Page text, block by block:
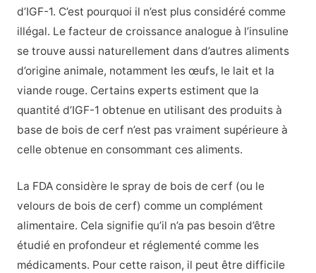
d’IGF-1. C’est pourquoi il n’est plus considéré comme
illégal. Le facteur de croissance analogue à l’insuline
se trouve aussi naturellement dans d’autres aliments
d’origine animale, notamment les œufs, le lait et la
viande rouge. Certains experts estiment que la
quantité d’IGF-1 obtenue en utilisant des produits à
base de bois de cerf n’est pas vraiment supérieure à
celle obtenue en consommant ces aliments.
La FDA considère le spray de bois de cerf (ou le
velours de bois de cerf) comme un complément
alimentaire. Cela signifie qu’il n’a pas besoin d’être
étudié en profondeur et réglementé comme les
médicaments. Pour cette raison, il peut être difficile